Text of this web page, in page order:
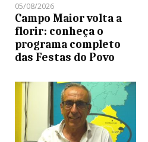
05/08/2026
Campo Maior volta a
florir: conheça o
programa completo
das Festas do Povo